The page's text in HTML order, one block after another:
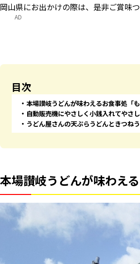
岡山県にお出かけの際は、是非ご賞味つ
AD
目次
本場讃岐うどんが味わえるお食事処「
自動販売機にやさしく小銭入れてやさ
うどん屋さんの天ぷらうどんときつね
本場讃岐うどんが味わえ